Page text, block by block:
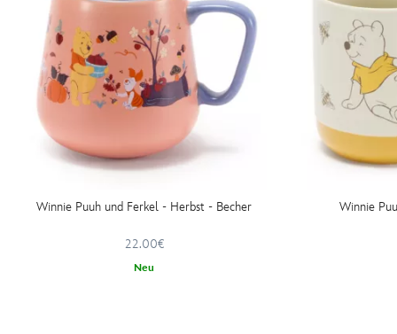
Winnie Puuh und Ferkel - Herbst - Becher
22.00€
Neu
Winnie